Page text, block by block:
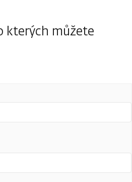
kterých můžete